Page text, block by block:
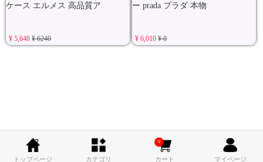
ケース エルメス 高品質ア
¥ 5,640¥ 6240
ー prada プラダ 本物
¥ 6,010¥ 0
トップページ カテゴリ カート
0
マイページ